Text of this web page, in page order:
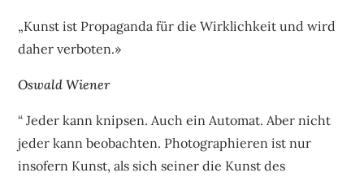
„Kunst ist Propaganda für die Wirklichkeit und wird
daher verboten.»
Oswald Wiener
“ Jeder kann knipsen. Auch ein Automat. Aber nicht
jeder kann beobachten. Photographieren ist nur
insofern Kunst, als sich seiner die Kunst des